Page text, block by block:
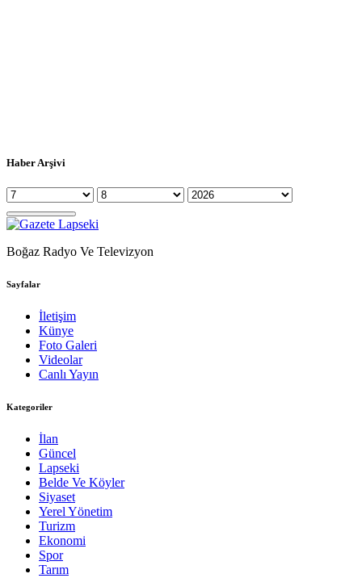
Haber Arşivi
Boğaz Radyo Ve Televizyon
Sayfalar
İletişim
Künye
Foto Galeri
Videolar
Canlı Yayın
Kategoriler
İlan
Güncel
Lapseki
Belde Ve Köyler
Siyaset
Yerel Yönetim
Turizm
Ekonomi
Spor
Tarım